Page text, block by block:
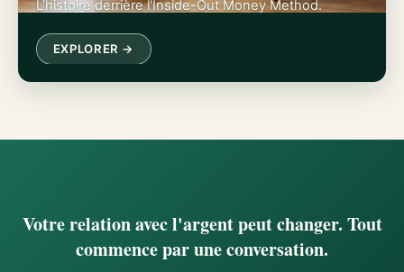
L'histoire derrière l'Inside-Out Money Method.
EXPLORER →
Votre relation avec l'argent peut changer. Tout
commence par une conversation.